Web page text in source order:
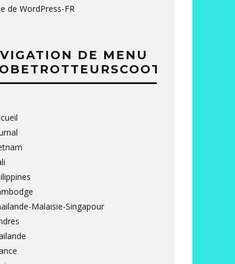
de WordPress-FR
DE MENU
Malaisie-Singapour